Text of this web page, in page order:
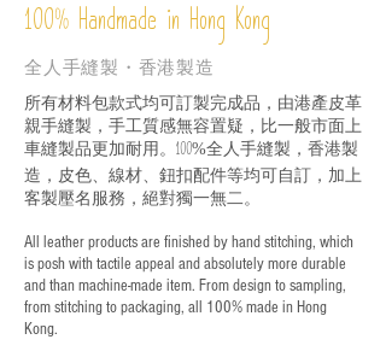
100% Handmade in Hong Kong
全人手縫製・香港製造
所有材料包款式均可訂製完成品，由港產皮革
親手縫製，手工質感無容置疑，比一般市面上
車縫製品更加耐用。 100%全人手縫製，香港製
造，皮色、線材、鈕扣配件等均可自訂，加上
客製壓名服務，絕對獨一無二。
All leather products are finished by hand stitching, which
is posh with tactile appeal and absolutely more durable
and than machine-made item. From design to sampling,
from stitching to packaging, all 100% made in Hong
Kong.